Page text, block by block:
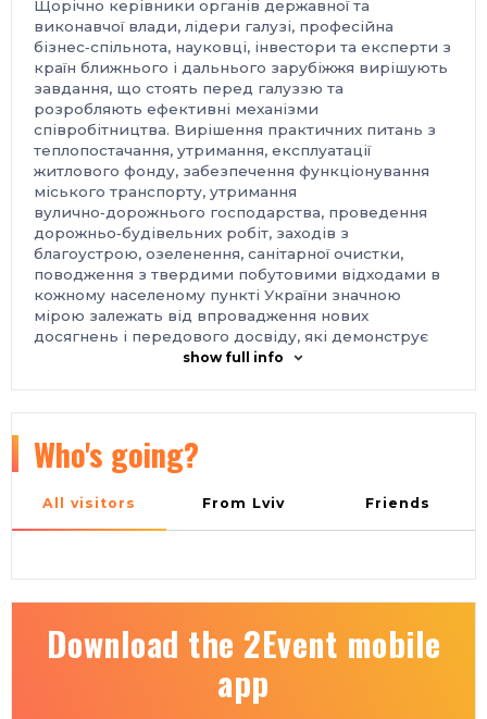
Щорічно керівники органів державної та
виконавчої влади, лідери галузі, професійна
бізнес‑спільнота, науковці, інвестори та експерти з
країн ближнього і дальнього зарубіжжя вирішують
завдання, що стоять перед галуззю та
розробляють ефективні механізми
співробітництва. Вирішення практичних питань з
теплопостачання, утримання, експлуатації
житлового фонду, забезпечення функціонування
міського транспорту, утримання
вулично‑дорожнього господарства, проведення
дорожньо‑будівельних робіт, заходів з
благоустрою, озеленення, санітарної очистки,
поводження з твердими побутовими відходами в
кожному населеному пункті України значною
мірою залежать від впровадження нових
досягнень і передового досвіду, які демонструє
експозиція виставки.
Броварський проспект, 15, станція метро
«Лівобережна»
тел.: +38 066 490-07-57
show full info
Who's going?
All visitors From Lviv Friends
Download the 2Event mobile
app